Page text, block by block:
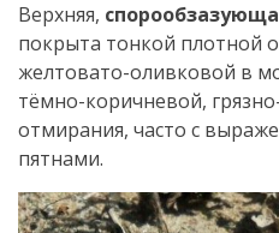
Верхняя,
покрыта тонкой плотной
желтовато-оливковой в
тёмно-коричневой,
отмирания, часто с
пятнами.